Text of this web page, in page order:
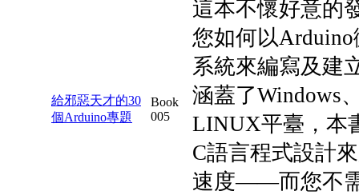
給邪惡天才的30
個Arduino專題
Book
005
這本不懷好意的
您如何以
系統來編寫及建
涵蓋了Windows
LINUX平臺，本
C語言程式設計
速度——而您不